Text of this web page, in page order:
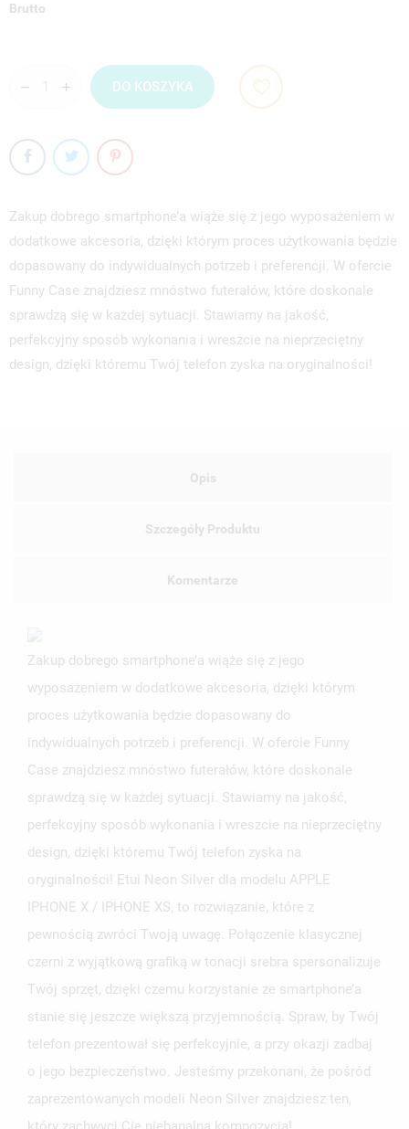
Brutto
DO KOSZYKA
Zakup dobrego smartphone’a wiąże się z jego wyposażeniem w
dodatkowe akcesoria, dzięki którym proces użytkowania będzie
dopasowany do indywidualnych potrzeb i preferencji. W ofercie
Funny Case znajdziesz mnóstwo futerałów, które doskonale
sprawdzą się w każdej sytuacji. Stawiamy na jakość,
perfekcyjny sposób wykonania i wreszcie na nieprzeciętny
design, dzięki któremu Twój telefon zyska na oryginalności!
Opis
Szczegóły Produktu
Komentarze
Zakup dobrego smartphone’a wiąże się z jego
wyposażeniem w dodatkowe akcesoria, dzięki którym
proces użytkowania będzie dopasowany do
indywidualnych potrzeb i preferencji. W ofercie Funny
Case znajdziesz mnóstwo futerałów, które doskonale
sprawdzą się w każdej sytuacji. Stawiamy na jakość,
perfekcyjny sposób wykonania i wreszcie na nieprzeciętny
design, dzięki któremu Twój telefon zyska na
oryginalności! Etui Neon Silver dla modelu APPLE
IPHONE X / IPHONE XS, to rozwiązanie, które z
pewnością zwróci Twoją uwagę. Połączenie klasycznej
czerni z wyjątkową grafiką w tonacji srebra spersonalizuje
Twój sprzęt, dzięki czemu korzystanie ze smartphone’a
stanie się jeszcze większą przyjemnością. Spraw, by Twój
telefon prezentował się perfekcyjnie, a przy okazji zadbaj
o jego bezpieczeństwo. Jesteśmy przekonani, że pośród
zaprezentowanych modeli Neon Silver znajdziesz ten,